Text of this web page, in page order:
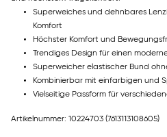
Superweiches und dehnbares
Komfort
Höchster Komfort und
Trendiges Design für einen
Superweicher elastischer Bund
Kombinierbar mit einfarbigen und
Vielseitige Passform für
Artikelnummer: 10224703 (7613113108605)